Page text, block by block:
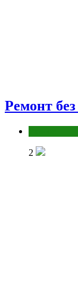
Ремонт
2